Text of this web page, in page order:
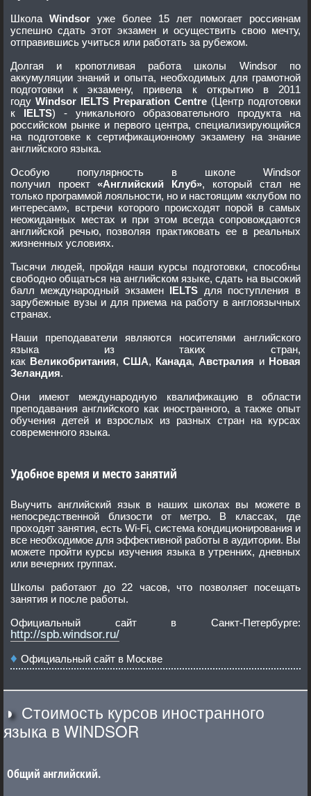
Школа Windsor уже более 15 лет помогает россиянам
успешно сдать этот экзамен и осуществить свою мечту,
отправившись учиться или работать за рубежом.
Долгая и кропотливая работа школы Windsor по
аккумуляции знаний и опыта, необходимых для грамотной
подготовки к экзамену, привела к открытию в 2011
году Windsor IELTS Preparation Centre (Центр подготовки
к IELTS) - уникального образовательного продукта на
российском рынке и первого центра, специализирующийся
на подготовке к сертификационному экзамену на знание
английского языка.
Особую популярность в школе Windsor
получил проект
«Английский Клуб», который стал не
только программой лояльности, но и настоящим «клубом по
интересам», встречи которого происходят порой в самых
неожиданных местах и при этом всегда сопровождаются
английской речью, позволяя практиковать ее в реальных
жизненных условиях.
Тысячи людей, пройдя наши курсы подготовки, способны
свободно общаться на английском языке, сдать на высокий
балл международный экзамен IELTS для поступления в
зарубежные вузы и для приема на работу в англоязычных
странах.
Наши преподаватели являются носителями английского
языка из таких стран,
как Великобритания, США, Канада, Австралия и Новая
Зеландия.
Они имеют международную квалификацию в области
преподавания английского как иностранного, а также опыт
обучения детей и взрослых из разных стран на курсах
современного языка.
Удобное время и место занятий
Выучить английский язык в наших школах вы можете в
непосредственной близости от метро. В классах, где
проходят занятия, есть Wi-Fi, система кондиционирования и
все необходимое для эффективной работы в аудитории. Вы
можете пройти курсы изучения языка в утренних, дневных
или вечерних группах.
Школы работают до 22 часов, что позволяет посещать
занятия и после работы.
Официальный сайт в Санкт-Петербурге:
http://spb.windsor.ru/
Официальный сайт в Москве
◑ Стоимость курсов иностранного
языка в WINDSOR
Общий английский.